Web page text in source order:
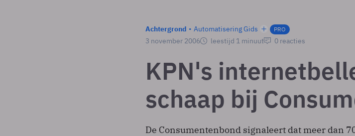
Achtergrond Automatisering Gids PRO
3 november 2006 leestijd 1 minuut 0 reacties
KPN's
schaap bij
De Consumentenbond signaleert dat meer dan